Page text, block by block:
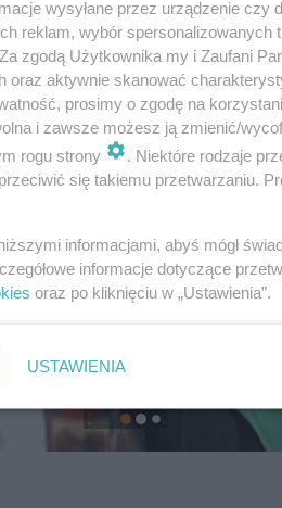
wysyłane przez urządzenie czy
reklam, wybór spersonalizowanych
zgodą Użytkownika my i Zaufani
oraz aktywnie skanować
prosimy o zgodę na
i zawsze możesz ją zmienić/
rogu strony
. Niektóre rodzaje
się takiemu przetwarzaniu.
informacjami, abyś mógł
informacje dotyczące
oraz po kliknięciu w „Ustawienia”.
USTAWIENIA